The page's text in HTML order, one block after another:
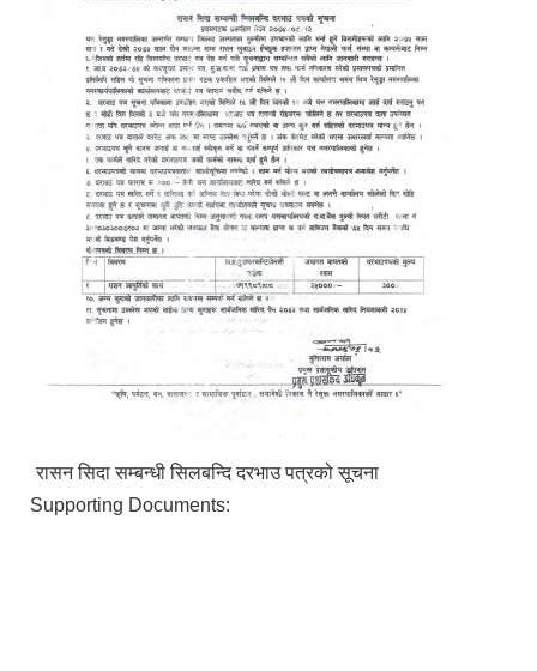
रासन सिदा सम्बन्धी सिलबन्दि दरभाउ पत्रको सूचना
Supporting Documents: